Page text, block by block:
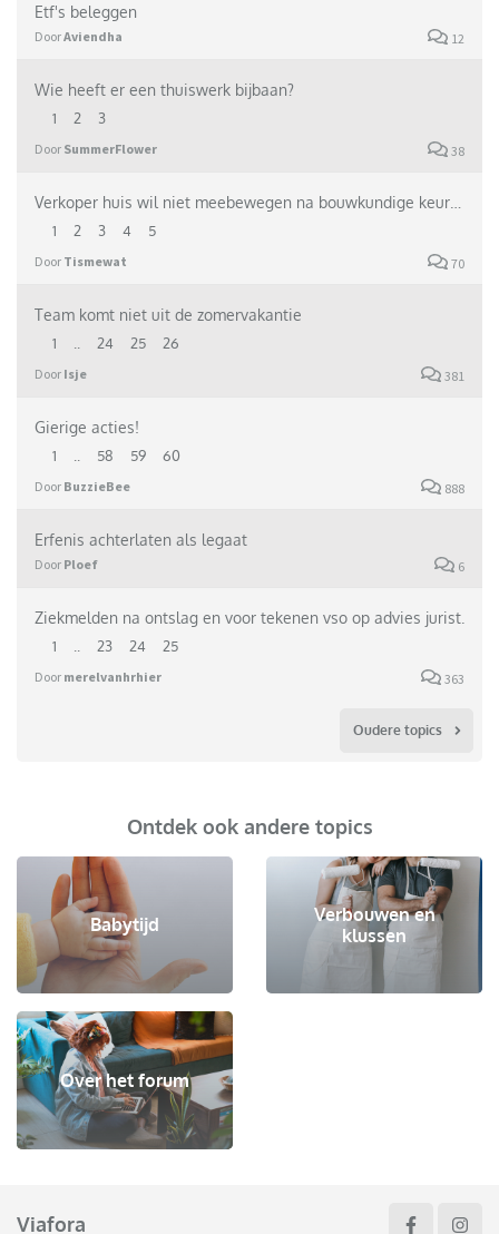
Etf's beleggen
DoorAviendha 12
Wie heeft er een thuiswerk bijbaan?
1 2 3
Door SummerFlower 38
1 2 3 4 5
Door Tismewat 70
Team komt niet uit de zomervakantie
1 24 25 26
Door Isje 381
Gierige acties!
1 58 59 60
Door BuzzieBee 888
Erfenis achterlaten als legaat
Door Ploef 6
Ziekmelden na ontslag en voor tekenen vso op advies jurist.
1 23 24 25
Door merelvanhrhier 363
Oudere topics
Ontdek ook andere topics
Babytijd
Verbouwen en
klussen
Over het forum
Viafora